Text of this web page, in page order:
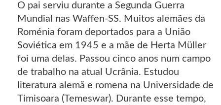
O pai serviu durante a Segunda Guerra
Mundial nas Waffen-SS. Muitos alemães da
Roménia foram deportados para a União
Soviética em 1945 e a mãe de Herta Müller
foi uma delas. Passou cinco anos num campo
de trabalho na atual Ucrânia. Estudou
literatura alemã e romena na Universidade de
Timisoara (Temeswar). Durante esse tempo,